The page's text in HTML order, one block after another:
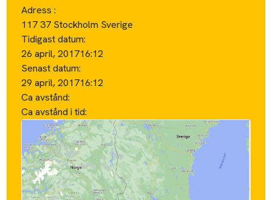
Adress :
117 37 Stockholm Sverige
Tidigast datum:
26 april, 201716:12
Senast datum:
29 april, 201716:12
Ca avstånd:
Ca avstånd i tid: